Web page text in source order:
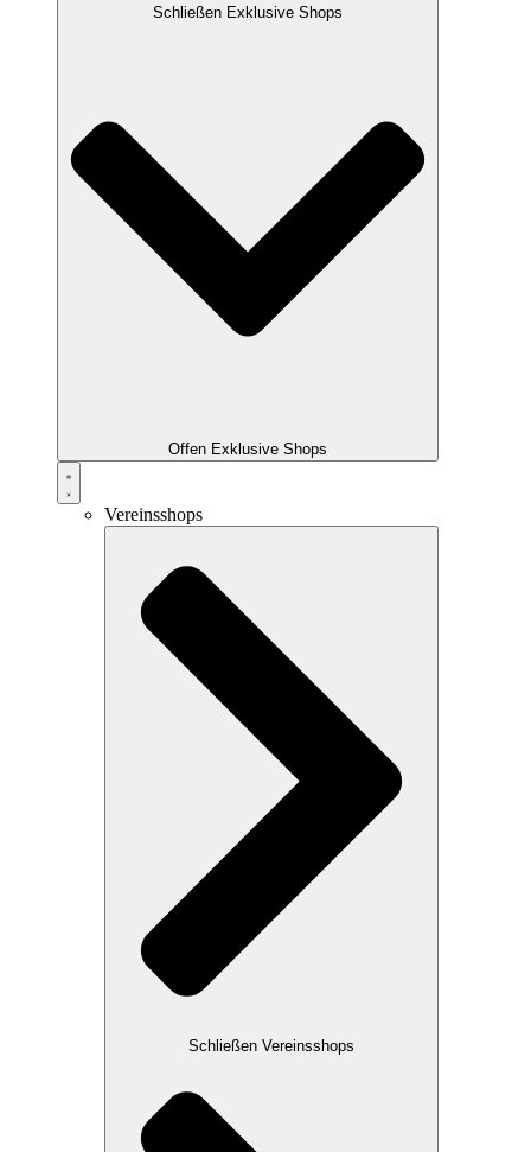
Schließen Exklusive Shops
Offen Exklusive Shops
Vereinsshops
Schließen Vereinsshops